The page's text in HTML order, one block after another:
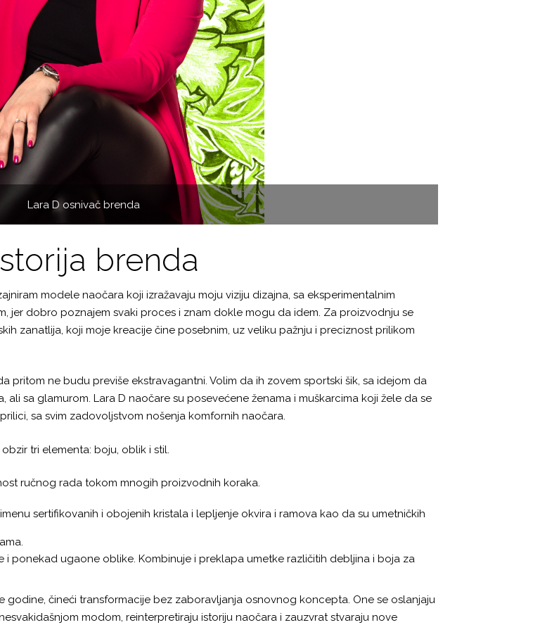
Lara D osnivač brenda
brenda
modele naočara koji izražavaju moju viziju dizajna, sa eksperimentalnim
jer dobro poznajem svaki proces i znam dokle mogu da idem. Za proizvodnju se
zanatlija, koji moje kreacije čine posebnim, uz veliku pažnju i preciznost prilikom
pritom ne budu previše ekstravagantni. Volim da ih zovem sportski šik, sa idejom da
sa glamurom. Lara D naočare su posevećene ženama i muškarcima koji žele da se
sa svim zadovoljstvom nošenja komfornih naočara.
tri elementa: boju, oblik i stil.
ručnog rada tokom mnogih proizvodnih koraka.
sertifikovanih i obojenih kristala i lepljenje okvira i ramova kao da su umetničkih
i ponekad ugaone oblike. Kombinuje i preklapa umetke različitih debljina i boja za
godine, čineći transformacije bez zaboravljanja osnovnog koncepta. One se oslanjaju
modom, reinterpretiraju istoriju naočara i zauzvrat stvaraju nove